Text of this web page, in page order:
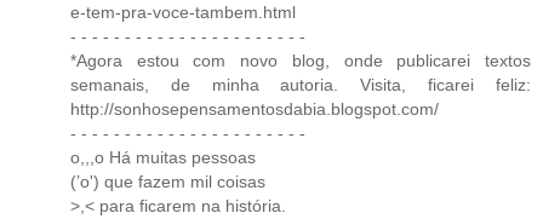
e-tem-pra-voce-tambem.html
- - - - - - - - - - - - - - - - - - - - - -
*Agora estou com novo blog, onde publicarei textos
semanais, de minha autoria. Visita, ficarei feliz:
http://sonhosepensamentosdabia.blogspot.com/
- - - - - - - - - - - - - - - - - - - - - -
o,,,o Há muitas pessoas
(’o') que fazem mil coisas
>,< para ficarem na história.